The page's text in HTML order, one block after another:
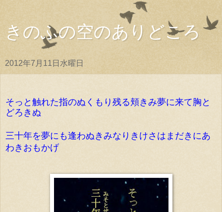
きのふの空のありどころ
2012年7月11日水曜日
そっと触れた指のぬくもり残る頬きみ夢に来て胸と
どろきぬ
三十年を夢にも逢わぬきみなりきけさはまだきにあ
わきおもかげ